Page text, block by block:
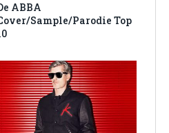
ABBA
Sample/Parodie Top